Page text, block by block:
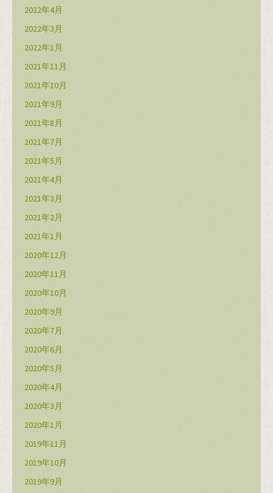
2022年4月
2022年3月
2022年1月
2021年11月
2021年10月
2021年9月
2021年8月
2021年7月
2021年5月
2021年4月
2021年3月
2021年2月
2021年1月
2020年12月
2020年11月
2020年10月
2020年9月
2020年7月
2020年6月
2020年5月
2020年4月
2020年3月
2020年1月
2019年11月
2019年10月
2019年9月